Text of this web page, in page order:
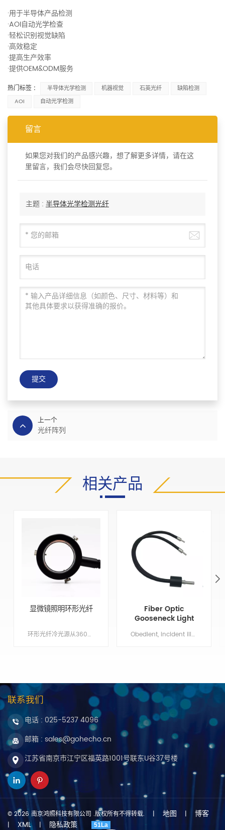
·用于半导体产品检测
·AOI自动光学检查
·轻松识别视觉缺陷
·高效稳定
·提高生产效率
·提供OEM&ODM服务
热门标签 : 半导体光学检测 机器视觉 石英光纤
缺陷检测
AOI
自动光学检测
留言
如果您对我们的产品感兴趣，想了解更多详情，请在这
里留言，我们会尽快回复您。
主题 : 半导体光学检测光纤
提交
上一个
光纤阵列
相关产品
显微镜照明环形光纤
环形光纤冷光源从360&deg;出光，环形光纤形成均匀、无热量、高亮度的照明，环形光纤适用于CCD相机及显微镜检查。
Fiber Optic
Gooseneck Light
Obedient, incident illumination for space constrained applications.Min order:1Payment:T/T, Western UnionShippingPort:NanjingOriginal Region:NanjingLead Time:1 - 2 weeks
联系我们
电话 : 025-5237 4096
邮箱 : sales@gohecho.cn
江苏省南京市江宁区福英路1001号联东U谷37号楼
© 2026 南京鸿照科技有限公司 .版权所有不得转载. | 地图 | 博客
| XML | 隐私政策 51La